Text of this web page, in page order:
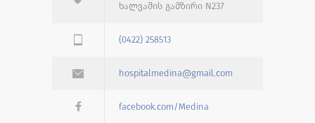
ხალვაშის გამზირი N237
(0422) 258513
hospitalmedina@gmail.com
facebook.com/Medina